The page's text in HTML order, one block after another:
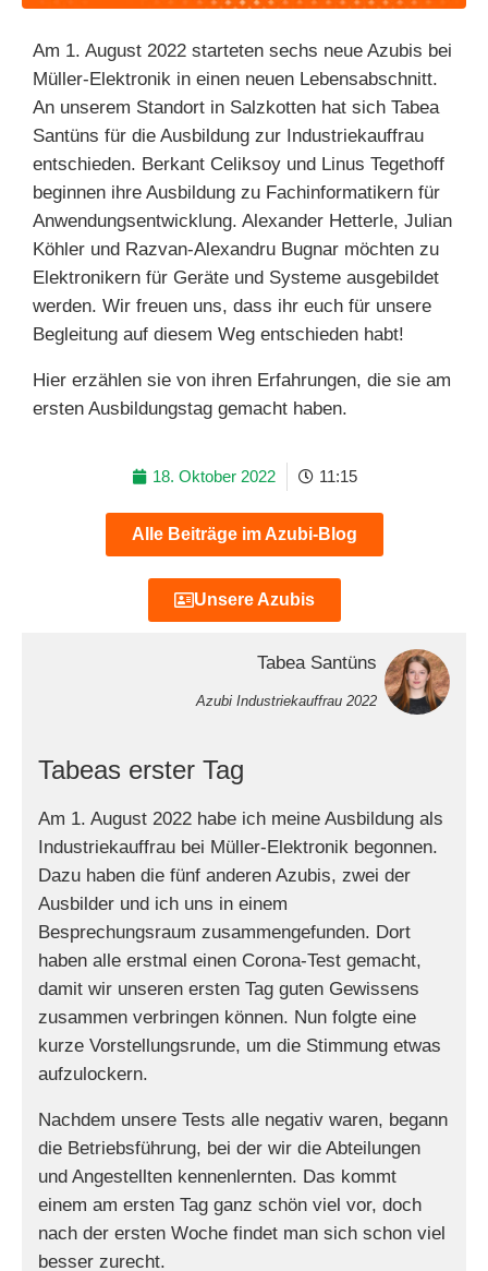
Am 1. August 2022 starteten sechs neue Azubis bei
Müller-Elektronik in einen neuen Lebensabschnitt.
An unserem Standort in Salzkotten hat sich Tabea
Santüns für die Ausbildung zur Industriekauffrau
entschieden. Berkant Celiksoy und Linus Tegethoff
beginnen ihre Ausbildung zu Fachinformatikern für
Anwendungsentwicklung. Alexander Hetterle, Julian
Köhler und Razvan-Alexandru Bugnar möchten zu
Elektronikern für Geräte und Systeme ausgebildet
werden. Wir freuen uns, dass ihr euch für unsere
Begleitung auf diesem Weg entschieden habt!
Hier erzählen sie von ihren Erfahrungen, die sie am
ersten Ausbildungstag gemacht haben.
18. Oktober 2022 11:15
Alle Beiträge im Azubi-Blog
Unsere Azubis
Tabea Santüns
Azubi Industriekauffrau 2022
Tabeas erster Tag
Am 1. August 2022 habe ich meine Ausbildung als
Industriekauffrau bei Müller-Elektronik begonnen.
Dazu haben die fünf anderen Azubis, zwei der
Ausbilder und ich uns in einem
Besprechungsraum zusammengefunden. Dort
haben alle erstmal einen Corona-Test gemacht,
damit wir unseren ersten Tag guten Gewissens
zusammen verbringen können. Nun folgte eine
kurze Vorstellungsrunde, um die Stimmung etwas
aufzulockern.
Nachdem unsere Tests alle negativ waren, begann
die Betriebsführung, bei der wir die Abteilungen
und Angestellten kennenlernten. Das kommt
einem am ersten Tag ganz schön viel vor, doch
nach der ersten Woche findet man sich schon viel
besser zurecht.